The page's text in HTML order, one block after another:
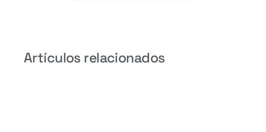
Artículos relacionados